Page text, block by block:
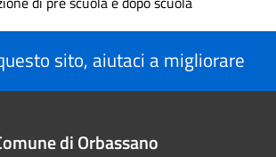
sito, aiutaci a migliorare
di Orbassano